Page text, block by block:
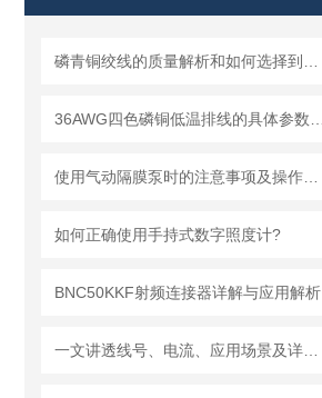
如何正确使用手持式数字照度计?
BNC50KKF射频连接器详解与应用解析